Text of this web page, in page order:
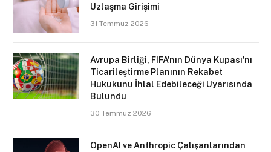
Uzlaşma Girişimi
31 Temmuz 2026
Avrupa Birliği, FIFA’nın Dünya Kupası’nı
Ticarileştirme Planının Rekabet
Hukukunu İhlal Edebileceği Uyarısında
Bulundu
30 Temmuz 2026
OpenAI ve Anthropic Çalışanlarından